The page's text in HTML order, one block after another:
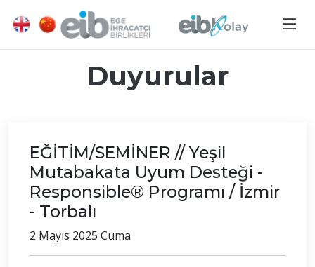
Duyurular
EĞİTİM/SEMİNER // Yeşil
Mutabakata Uyum Desteği -
Responsible® Programı / İzmir
- Torbalı
2 Mayıs 2025 Cuma